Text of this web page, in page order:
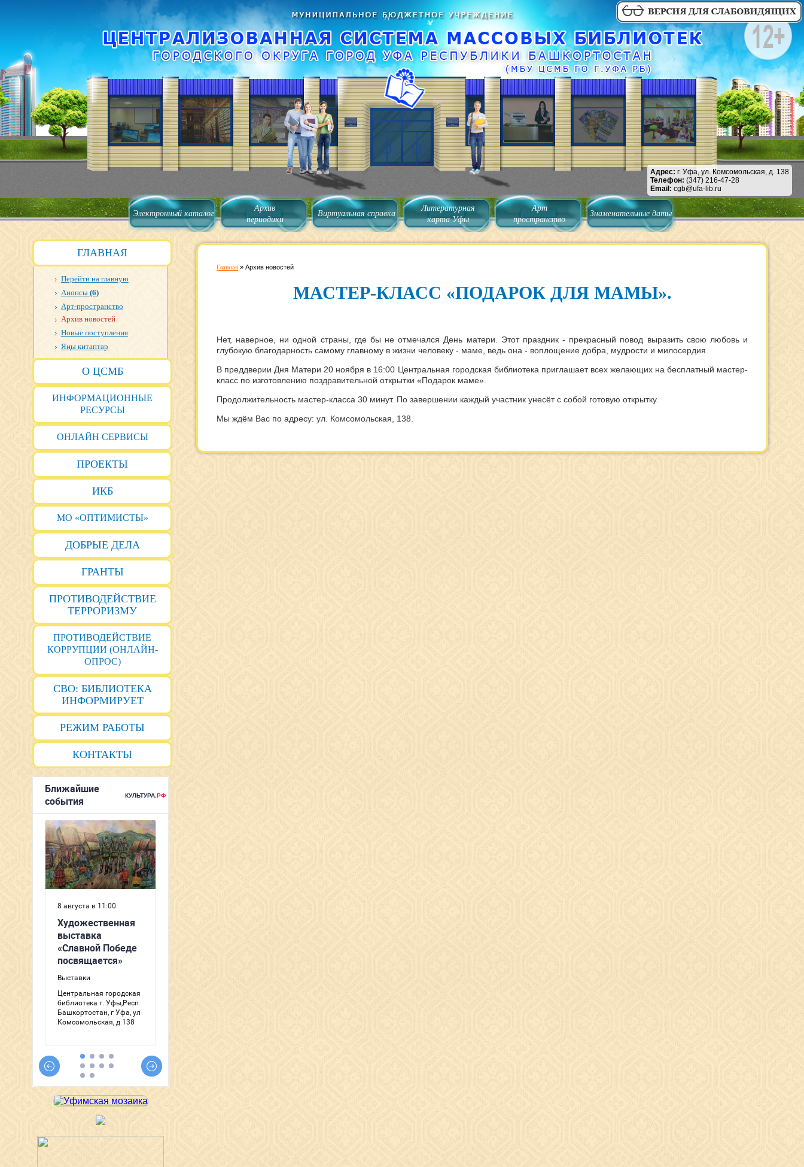
Электронный каталог
Архив
периодики
Виртуальная справка
Литературная
карта Уфы
Арт
пространство
Знаменательные даты
ГЛАВНАЯ
Перейти на главную
Анонсы (6)
Арт-пространство
Архив новостей
Новые поступления
Яңы китаптар
О ЦСМБ
ИНФОРМАЦИОННЫЕ
РЕСУРСЫ
ОНЛАЙН СЕРВИСЫ
ПРОЕКТЫ
ИКБ
МО «ОПТИМИСТЫ»
ДОБРЫЕ ДЕЛА
ГРАНТЫ
ПРОТИВОДЕЙСТВИЕ
ТЕРРОРИЗМУ
ПРОТИВОДЕЙСТВИЕ
КОРРУПЦИИ (ОНЛАЙН-
ОПРОС)
СВО: БИБЛИОТЕКА
ИНФОРМИРУЕТ
РЕЖИМ РАБОТЫ
КОНТАКТЫ
Главная » Архив новостей
МАСТЕР-КЛАСС «ПОДАРОК ДЛЯ МАМЫ».
Нет, наверное, ни одной страны, где бы не отмечался День матери. Этот праздник - прекрасный повод выразить свою любовь и
глубокую благодарность самому главному в жизни человеку - маме, ведь она - воплощение добра, мудрости и милосердия.
В преддверии Дня Матери 20 ноября в 16:00 Центральная городская библиотека приглашает всех желающих на бесплатный мастер-
класс по изготовлению поздравительной открытки «Подарок маме».
Продолжительность мастер-класса 30 минут. По завершении каждый участник унесёт с собой готовую открытку.
Мы ждём Вас по адресу: ул. Комсомольская, 138.
Адрес: г. Уфа, ул. Комсомольская, д. 138
Телефон: (347) 216-47-28
Email: cgb@ufa-lib.ru